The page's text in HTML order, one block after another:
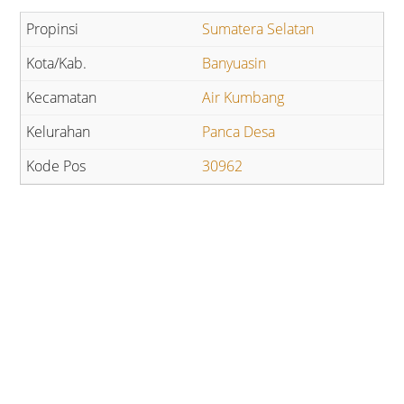
Sumatera Selatan
Banyuasin
Air Kumbang
Panca Desa
30962